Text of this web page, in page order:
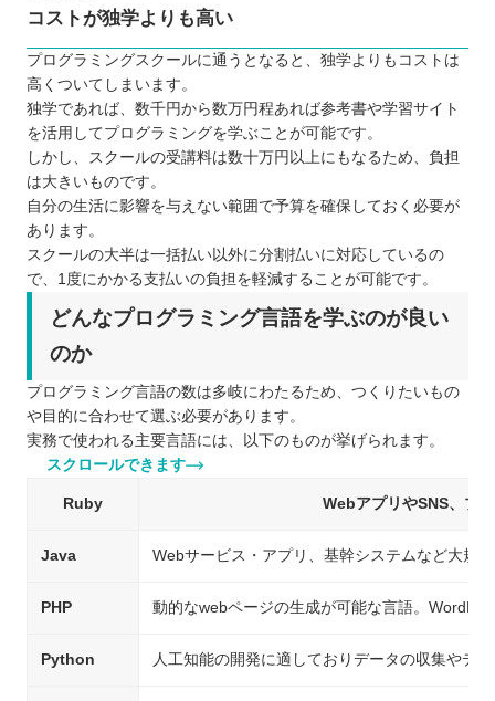
コストが独学よりも高い
プログラミングスクールに通うとなると、独学よりもコストは
高くついてしまいます。
独学であれば、数千円から数万円程あれば参考書や学習サイト
を活用してプログラミングを学ぶことが可能です。
しかし、スクールの受講料は数十万円以上にもなるため、負担
は大きいものです。
自分の生活に影響を与えない範囲で予算を確保しておく必要が
あります。
スクールの大半は一括払い以外に分割払いに対応しているの
で、1度にかかる支払いの負担を軽減することが可能です。
どんなプログラミング言語を学ぶのが良い
のか
プログラミング言語の数は多岐にわたるため、つくりたいもの
や目的に合わせて選ぶ必要があります。
実務で使われる主要言語には、以下のものが挙げられます。
スクロールできます
Ruby WebアプリやSNS、ブ
Java Webサービス・アプリ、基幹システムなど大規
PHP 動的なwebページの生成が可能な言語。
Python 人工知能の開発に適しておりデータの収集やデ